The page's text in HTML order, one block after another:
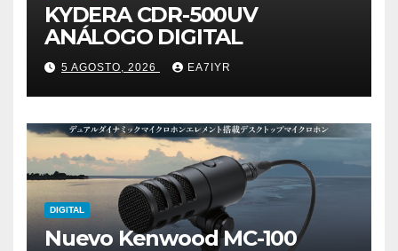
KYDERA CDR-500UV
ANÁLOGO DIGITAL
5 AGOSTO, 2026 EA7IYR
DIGITAL
Nuevo Kenwood MC-100